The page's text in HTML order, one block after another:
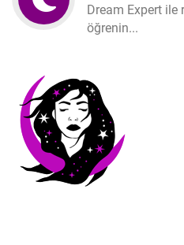
Dream Expert ile
öğrenin...